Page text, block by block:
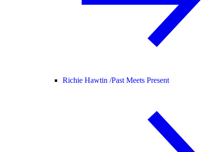
Richie Hawtin /Past Meets Present